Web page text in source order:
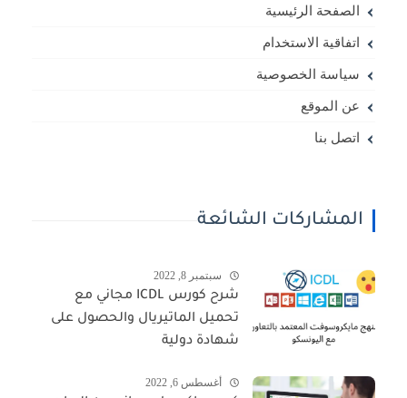
الصفحة الرئيسية
اتفاقية الاستخدام
سياسة الخصوصية
عن الموقع
اتصل بنا
المشاركات الشائعة
سبتمبر 8, 2022
شرح كورس ICDL مجاني مع
تحميل الماتيريال والحصول على
شهادة دولية
أغسطس 6, 2022